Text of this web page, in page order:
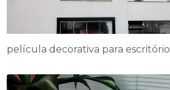
película decorativa para escritório